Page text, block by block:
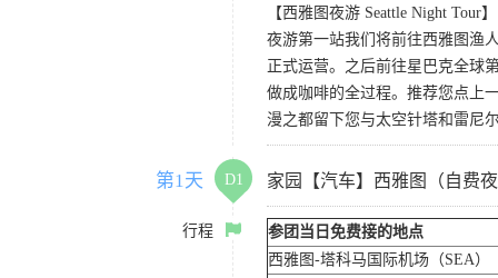
【西雅图夜游 Seattle Night Tour】
夜游第一站我们将前往西雅图渔
正式运营。之后前往星巴克全球
做成咖啡的全过程。推荐您点上
漫之都留下您与太空针塔和雷尼
第1天 D1 家园【汽车】西雅图（自费
行程
参团当日免费接的地点
西雅图-塔科马国际机场（SEA）